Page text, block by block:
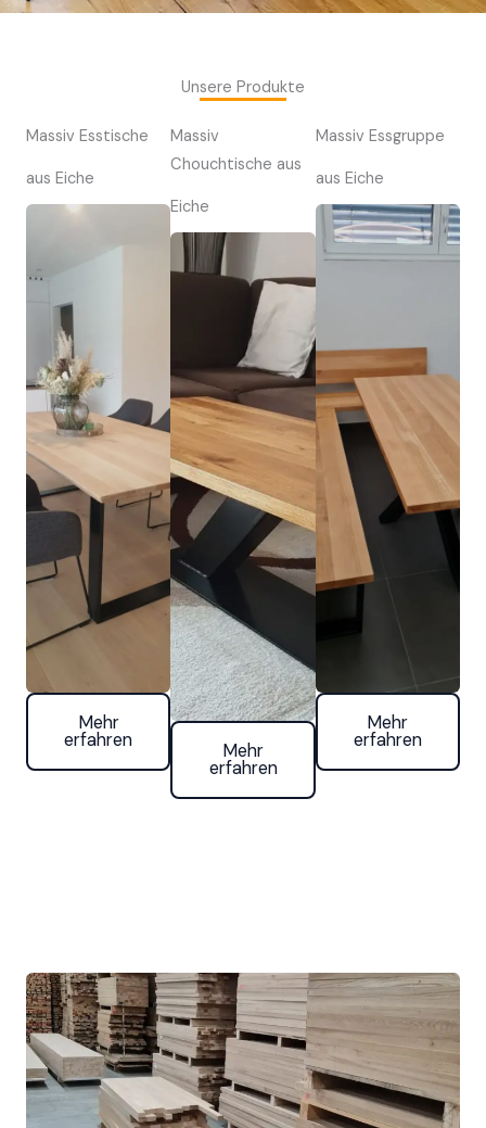
Unsere Produkte
Massiv Esstische
aus Eiche
Mehr
erfahren
Massiv
Chouchtische aus
Eiche
Mehr
erfahren
Massiv Essgruppe
aus Eiche
Mehr
erfahren